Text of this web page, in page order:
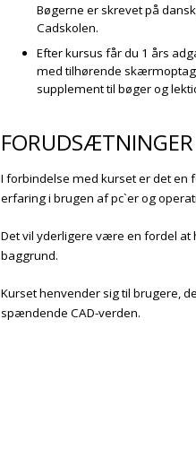
Bøgerne er skrevet på
Cadskolen.
Efter kursus får du 1 års
med tilhørende
supplement til bøger og
FORUDSÆTNINGER
I forbindelse med kurset er det
erfaring i brugen af pc`er og
Det vil yderligere være en fordel at
baggrund.
Kurset henvender sig til brugere,
spændende CAD-verden.